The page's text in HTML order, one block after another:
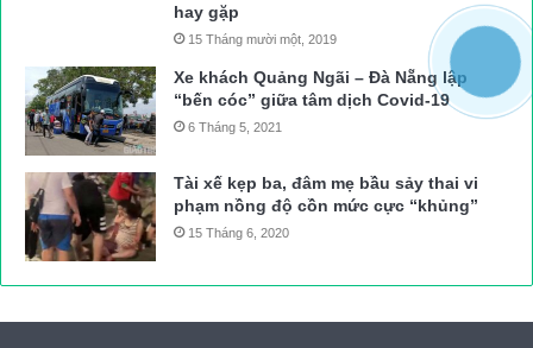
hay gặp
15 Tháng mười một, 2019
Xe khách Quảng Ngãi – Đà Nẵng lập
“bến cóc” giữa tâm dịch Covid-19
6 Tháng 5, 2021
Tài xế kẹp ba, đâm mẹ bầu sảy thai vi
phạm nồng độ cồn mức cực “khủng”
15 Tháng 6, 2020